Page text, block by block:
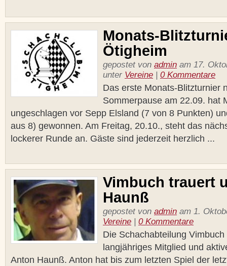
Monats-
Ötigheim
gepostet von admin am 17.
unter Vereine 0 Kommentare
Das erste Monats-Blitzturnier
Sommerpause am 22.09. hat
ungeschlagen vor Sepp Elsland (7 von 8 Punkten)
aus 8) gewonnen. Am Freitag, 20.10., steht das
lockerer Runde an. Gäste sind jederzeit herzlich ...
Vimbuch trauert
Haunß
gepostet von admin am 1.
Vereine
0 Kommentare
Die Schachabteilung
langjähriges Mitglied und
Anton Haunß. Anton hat bis zum letzten Spiel der